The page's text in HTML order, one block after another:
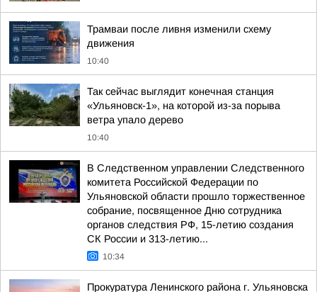
Трамваи после ливня изменили схему
движения
10:40
Так сейчас выглядит конечная станция
«Ульяновск-1», на которой из-за порыва
ветра упало дерево
10:40
В Следственном управлении Следственного
комитета Российской Федерации по
Ульяновской области прошло торжественное
собрание, посвященное Дню сотрудника
органов следствия РФ, 15-летию создания
СК России и 313-летию...
10:34
Прокуратура Ленинского района г. Ульяновска